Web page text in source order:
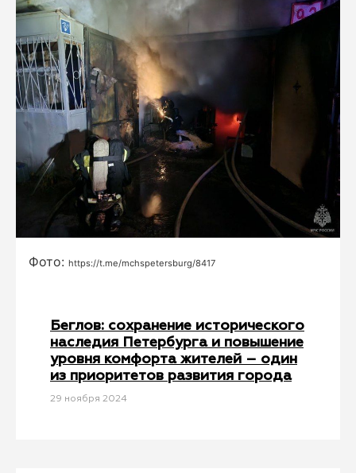
Фото: https://t.me/mchspetersburg/8417
Беглов: сохранение исторического
наследия Петербурга и повышение
уровня комфорта жителей – один
из приоритетов развития города
29 ноября 2024